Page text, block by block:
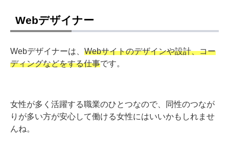
Webデザイナー
Webデザイナーは、 Webサイトのデザインや設計、コー
ディングなどをする仕事です。
女性が多く活躍する職業のひとつなので、同性のつなが
りが多い方が安心して働ける女性にはいいかもしれませ
んね。